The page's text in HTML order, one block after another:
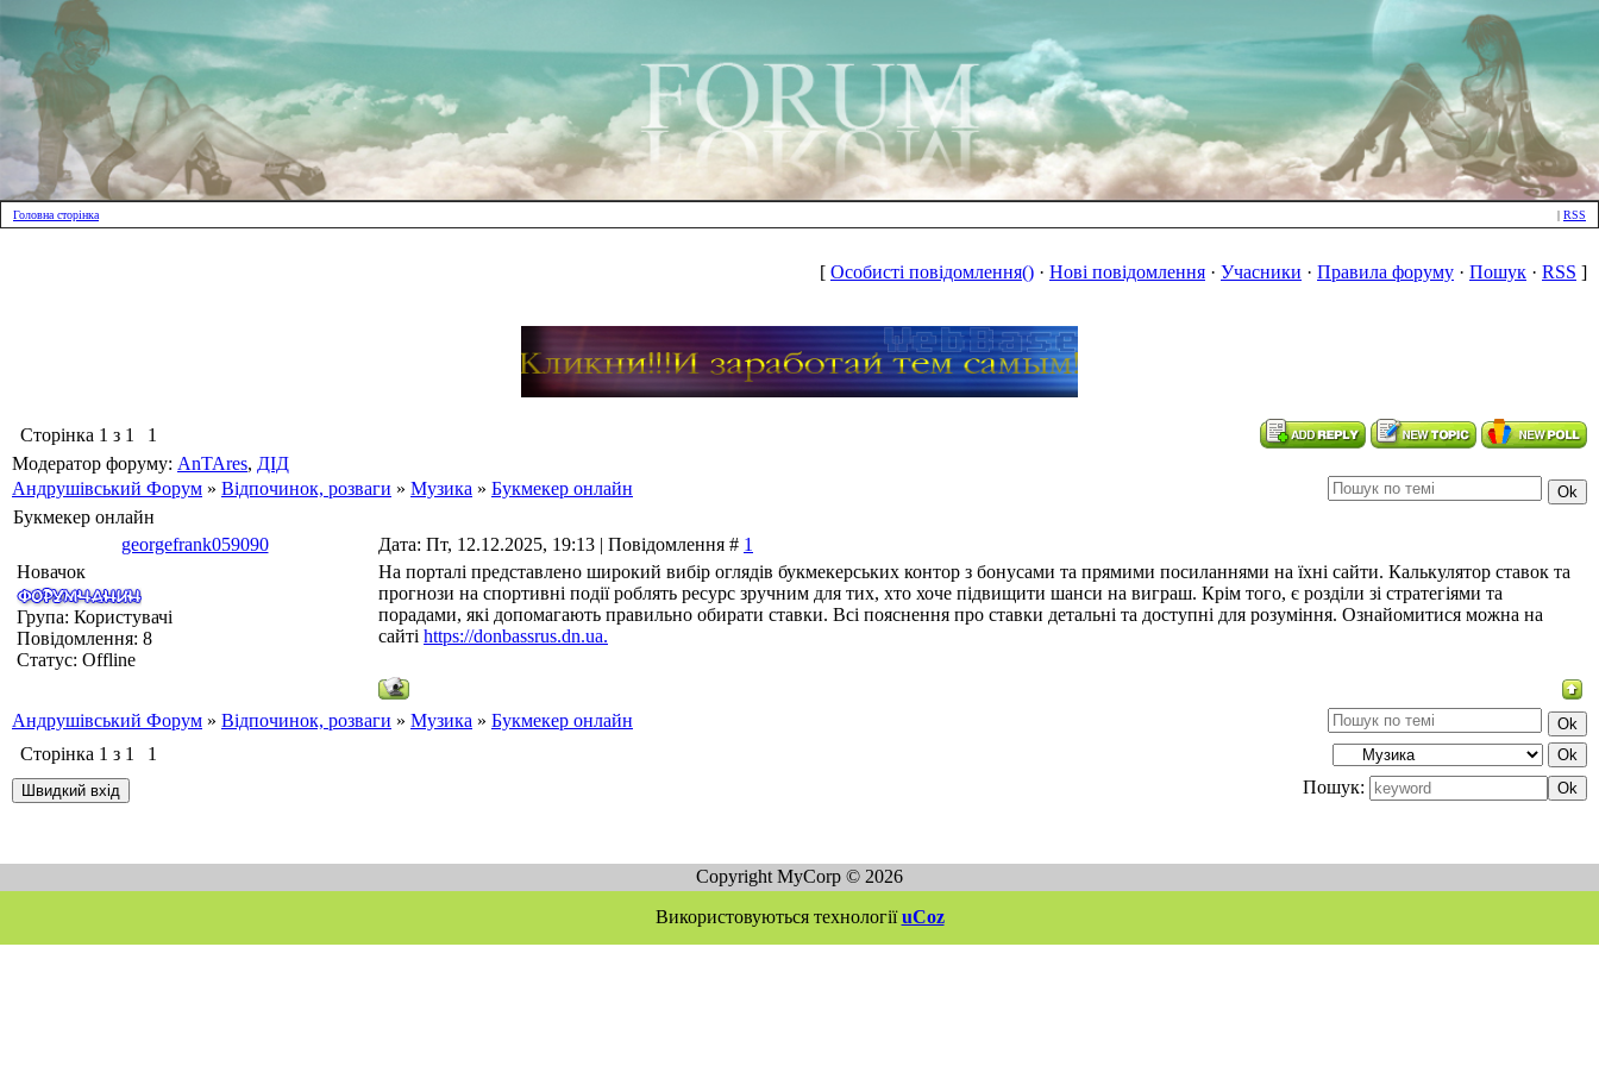
Головна сторінка | RSS
[ Особисті повідомлення() · Нові повідомлення · Учасники · Правила форуму · Пошук · RSS ]
Сторінка 1 з 1
1
Модератор форуму: AnTAres, ДІД
Андрушівський Форум » Відпочинок, розваги » Музика » Букмекер онлайн
Букмекер онлайн
georgefrank059090
Дата: Пт, 12.12.2025, 19:13 | Повідомлення # 1
Новачок
Група: Користувачі
Повідомлення: 8
Статус: Offline
На порталі представлено широкий вибір оглядів букмекерських контор з бонусами та прямими посиланнями на їхні сайти. Калькулятор ставок та
прогнози на спортивні події роблять ресурс зручним для тих, хто хоче підвищити шанси на виграш. Крім того, є розділи зі стратегіями та
порадами, які допомагають правильно обирати ставки. Всі пояснення про ставки детальні та доступні для розуміння. Ознайомитися можна на
сайті https://donbassrus.dn.ua.
Андрушівський Форум » Відпочинок, розваги » Музика » Букмекер онлайн
Сторінка 1 з 1
1
Пошук:
Copyright MyCorp © 2026
Використовуються технологіїuCoz